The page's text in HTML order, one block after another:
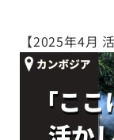
【2025年4月